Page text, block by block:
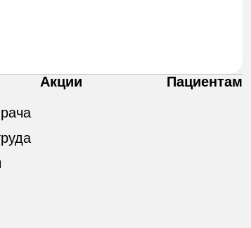
Акции
Пациентам